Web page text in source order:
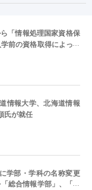
「情報処理国家資格保
前の資格取得によって
中）開設にあわせた奨
情報大学、北海道情報
氏が就任
学部・学科の名称変更
総合情報学部」、「先